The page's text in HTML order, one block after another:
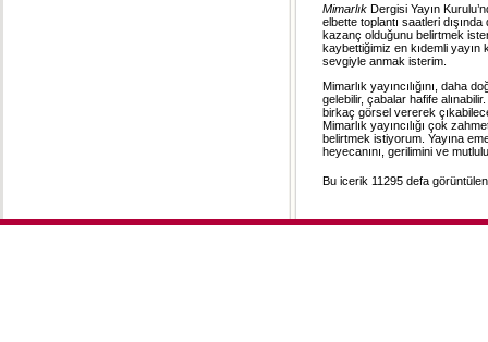
Mimarlık Dergisi Yayın
elbette toplantı saatleri
kazanç olduğunu belirtmek
kaybettiğimiz en kıdemli yayın
sevgiyle anmak isterim.
Mimarlık yayıncılığını, daha
gelebilir, çabalar hafife
birkaç görsel vererek
Mimarlık yayıncılığı çok
belirtmek istiyorum. Yayına
heyecanını, gerilimini ve
Bu icerik 11295 defa